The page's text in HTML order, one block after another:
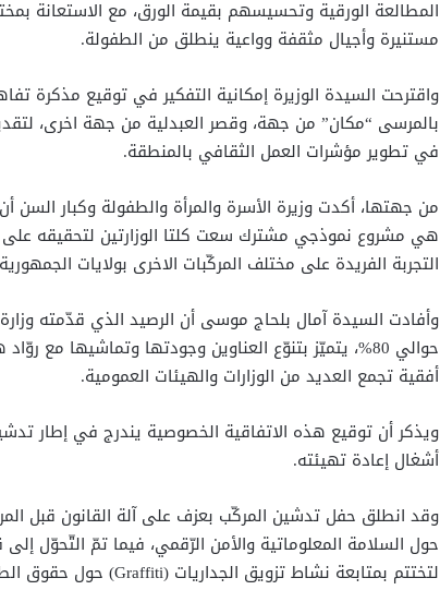
المطالعة الورقية وتحسيسهم بقيمة الورق، مع الاستعانة
مستنيرة وأجيال مثقفة وواعية ينطلق من الطفولة.
واقترحت السيدة الوزيرة إمكانية التفكير في توقيع مذكرة
بالمرسى “مكان” من جهة، وقصر العبدلية من جهة اخرى،
في تطوير مؤشرات العمل الثقافي بالمنطقة.
من جهتها، أكدت وزيرة الأسرة والمرأة والطفولة وكبار
هي مشروع نموذجي مشترك سعت كلتا الوزارتين لتحقيقه
التجربة الفريدة على مختلف المركّبات الاخرى بولايات
وأفادت السيدة آمال بلحاج موسى أن الرصيد الذي قدّمته
حوالي 80%، يتميّز بتنوّع العناوين وجودتها وتماشيها
أفقية تجمع العديد من الوزارات والهيئات العمومية.
ويذكر أن توقيع هذه الاتفاقية الخصوصية يندرج في إطار
أشغال إعادة تهيئته.
وقد انطلق حفل تدشين المركّب بعزف على آلة القانون قبل
حول السلامة المعلوماتية والأمن الرّقمي، فيما تمّ التّحوّل
لتختتم بمتابعة نشاط تزويق الجداريات (Graffiti) حول حقوق الطفل والمواطنة.